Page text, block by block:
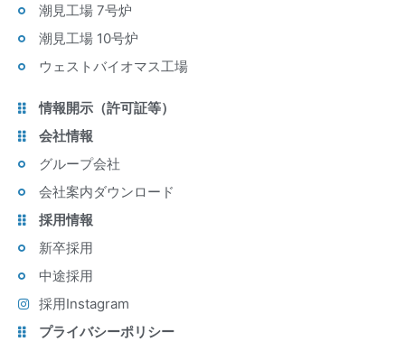
潮見工場 7号炉
潮見工場 10号炉
ウェストバイオマス工場
情報開示（許可証等）
会社情報
グループ会社
会社案内ダウンロード
採用情報
新卒採用
中途採用
採用Instagram
プライバシーポリシー